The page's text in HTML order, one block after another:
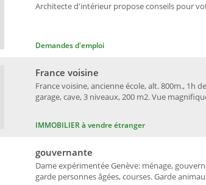
Demandes d'emploi
Architecte d'intérieur propose conseils pour
IMMOBILIER à vendre étranger
France voisine, ancienne école, alt. 800m., 1h
garage, cave, 3 niveaux, 200 m2. Vue
France voisine
Dame expérimentée Genève: ménage,
garde personnes âgées, courses. Garde
gouvernante